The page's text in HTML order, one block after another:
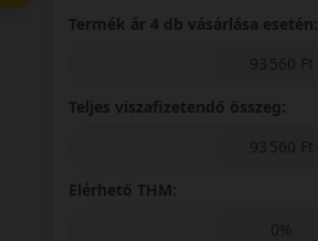
Termék ár 4 db vásárlása esetén:
93 560 Ft
Teljes viszafizetendő összeg:
93 560 Ft
Elérhető THM:
0%